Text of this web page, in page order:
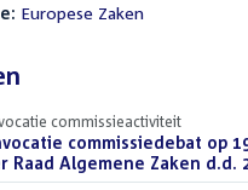
Europese Zaken
commissieactiviteit
commissiedebat op
Raad Algemene Zaken d.d.